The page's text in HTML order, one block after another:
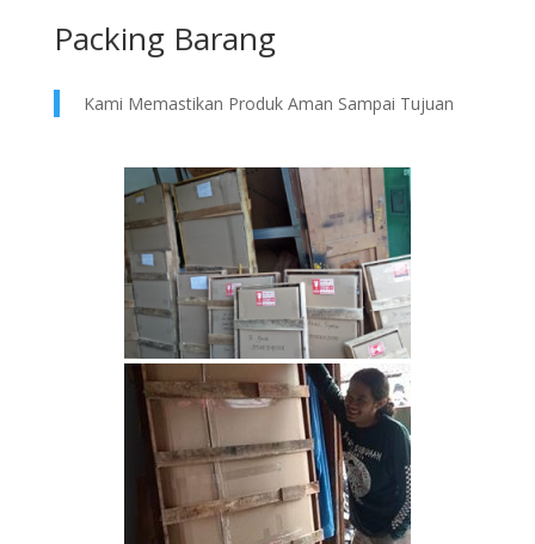
Packing Barang
Kami Memastikan Produk Aman Sampai Tujuan